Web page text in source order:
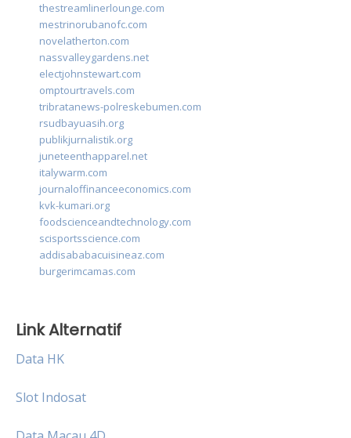
thestreamlinerlounge.com
mestrinorubanofc.com
novelatherton.com
nassvalleygardens.net
electjohnstewart.com
omptourtravels.com
tribratanews-polreskebumen.com
rsudbayuasih.org
publikjurnalistik.org
juneteenthapparel.net
italywarm.com
journaloffinanceeconomics.com
kvk-kumari.org
foodscienceandtechnology.com
scisportsscience.com
addisababacuisineaz.com
burgerimcamas.com
Link Alternatif
Data HK
Slot Indosat